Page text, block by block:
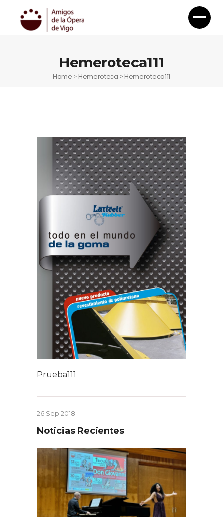
Hemeroteca111
Home >Hemeroteca >Hemeroteca111
Prueba111
26 Sep 2018
Noticias Recientes